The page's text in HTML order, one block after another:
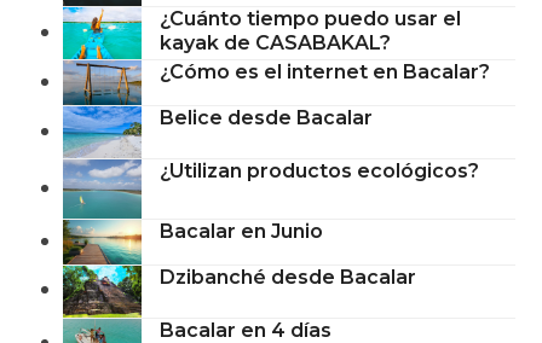
¿Cuánto tiempo puedo usar el
kayak de CASABAKAL?
¿Cómo es el internet en Bacalar?
Belice desde Bacalar
¿Utilizan productos ecológicos?
Bacalar en Junio
Dzibanché desde Bacalar
Bacalar en 4 días